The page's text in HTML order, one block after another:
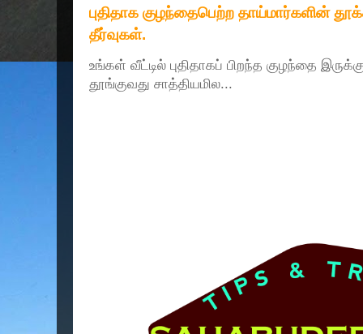
புதிதாக குழந்தைபெற்ற தாய்மார்களின்
தீர்வுகள்.
உங்கள் வீட்டில் புதிதாகப் பிறந்த குழந்தை
தூங்குவது சாத்தியமில...